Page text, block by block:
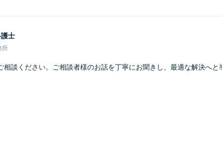
士
所
相談ください。ご相談者様のお話を丁寧にお聞きし、最適な解決へと